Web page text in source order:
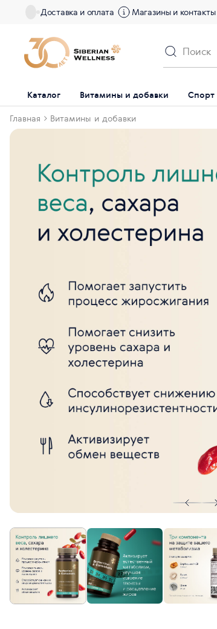
Доставка и оплата Магазины и контакты
Каталог Витамины и добавки Спорт
Главная Витамины и добавки